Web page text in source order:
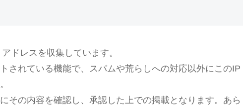
ドレスを収集しています。
されている機能で、スパムや荒らしへの対応以外にこのIP
その内容を確認し、承認した上での掲載となります。あら